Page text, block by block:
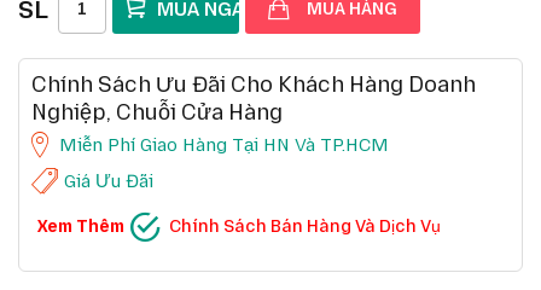
SL MUA HÀNG
Chính Sách Ưu Đãi Cho Khách Hàng Doanh
Nghiệp, Chuỗi Cửa Hàng
Miễn Phí Giao Hàng Tại HN Và TP.HCM
Giá Ưu Đãi
CHÍNH SÁCH BÁN HÀNG VÀ DỊCH VỤ
Ưu đãi chuỗi cửa hàng, siêu thị
Ưu đãi khách hàng doanh nghiệp cả FDI Chi tiết
Xem Thêm Chính Sách Bán Hàng Và Dịch Vụ